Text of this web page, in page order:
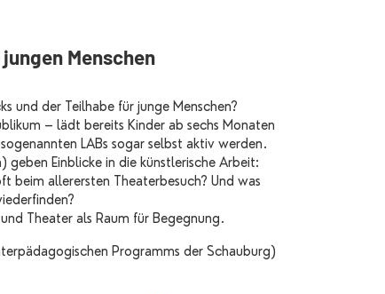
Menschen
und der Teilhabe für junge Menschen?
– lädt bereits Kinder ab sechs Monaten
LABs sogar selbst aktiv werden.
geben Einblicke in die künstlerische Arbeit:
beim allerersten Theaterbesuch? Und was
Theater als Raum für Begegnung.
Programms der Schauburg)